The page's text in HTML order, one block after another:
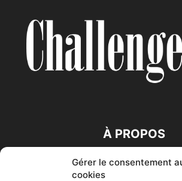
Gérer le consentement
cookies
À PROPOS
SUIVEZ NOUS